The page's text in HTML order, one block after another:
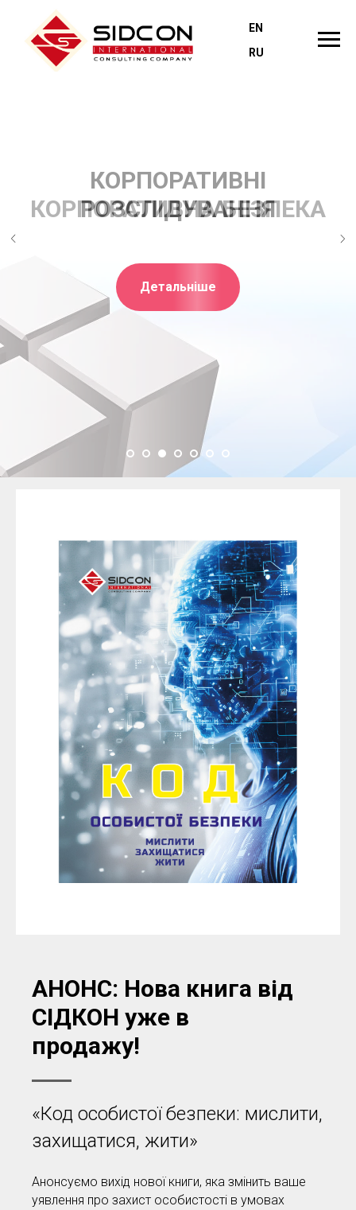
EN
RU
КОРПОРАТИВНА БЕЗПЕКА
Детальніше
АНОНС: Нова книга від
СІДКОН уже в
продажу!
«Код особистої безпеки: мислити,
захищатися, жити»
Анонсуємо вихід нової книги, яка змінить ваше
уявлення про захист особистості в умовах